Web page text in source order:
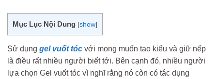
Mục Lục Nội Dung [show]
Sử dụng gel vuốt tóc với mong muốn tạo kiểu và giữ nếp
là điều rất nhiều người biết tới. Bên cạnh đó, nhiều người
lựa chọn Gel vuốt tóc vì nghĩ rằng nó còn có tác dụng